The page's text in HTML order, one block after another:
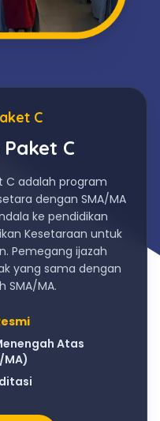
C
C
C adalah program
dengan SMA/MA
ke pendidikan
Kesetaraan untuk
Pemegang ijazah
yang sama dengan
SMA/MA.
Atas
MA)